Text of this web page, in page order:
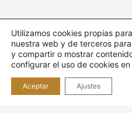
Todos los derechos © 2026
Astra para
Utilizamos cookies propias
nuestra web y de terceros
y compartir o mostrar
configurar el uso de cookies en
Aceptar Ajustes